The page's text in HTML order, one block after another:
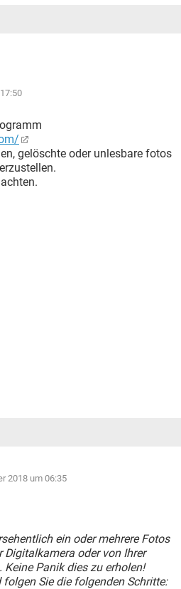
gelöschte oder unlesbare fotos
2018 um 06:35
ein oder mehrere Fotos
Digitalkamera oder von Ihrer
Panik dies zu erholen!
Sie die folgenden Schritte: